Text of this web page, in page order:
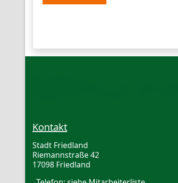
Kontakt
Stadt Friedland
Riemannstraße 42
17098 Friedland